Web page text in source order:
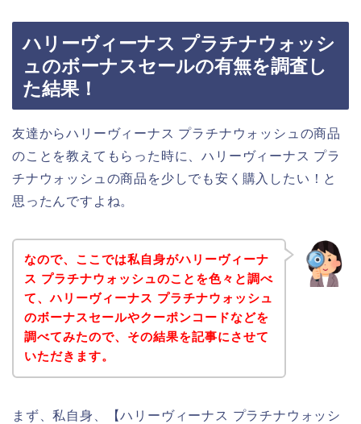
ハリーヴィーナス プラチナウォッシ
ュのボーナスセールの有無を調査し
た結果！
友達からハリーヴィーナス プラチナウォッシュの商品
のことを教えてもらった時に、ハリーヴィーナス プラ
チナウォッシュの商品を少しでも安く購入したい！と
思ったんですよね。
なので、ここでは私自身がハリーヴィーナ
ス プラチナウォッシュのことを色々と調べ
て、ハリーヴィーナス プラチナウォッシュ
のボーナスセールやクーポンコードなどを
調べてみたので、その結果を記事にさせて
いただきます。
まず、私自身、【ハリーヴィーナス プラチナウォッシ